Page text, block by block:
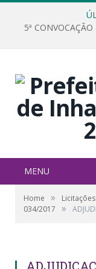
5ª
MENU
Home » Licitações
034/2017
»